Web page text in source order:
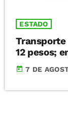
ESTADO
12 pesos;
today 7 DE